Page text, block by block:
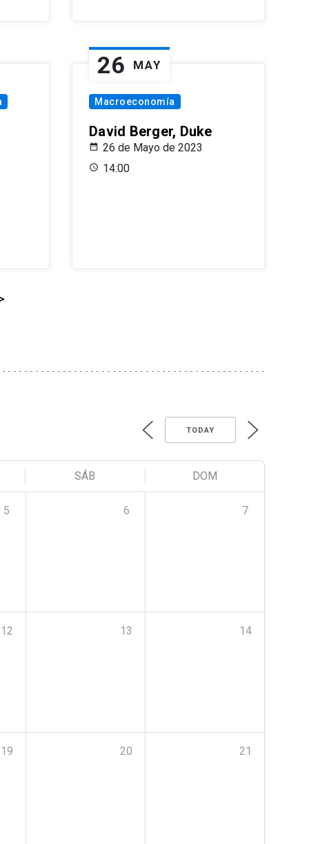
26 MAY
Macroeconomía
David Berger, Duke
26 de Mayo de 2023
14:00
TODAY
SÁB DOM
5 6 7
12 13 14
19 20 21